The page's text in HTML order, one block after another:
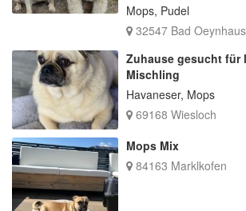
Mops, Pudel
32547 Bad
Zuhause gesucht für
Mischling
Havaneser, Mops
69168 Wiesloch
Mops Mix
84163 Marklkofen